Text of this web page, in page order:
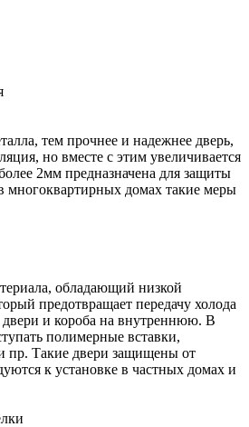
тем прочнее и надежнее дверь,
но вместе с этим увеличивается
2мм предназначена для защиты
многоквартирных домах такие меры
обладающий низкой
предотвращает передачу холода
и короба на внутреннюю. В
полимерные вставки,
пр. Такие двери защищены от
к установке в частных домах и